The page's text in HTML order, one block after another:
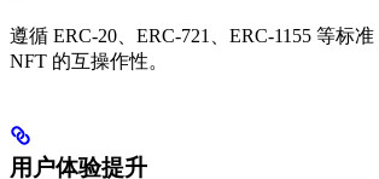
遵循 ERC-20、ERC-721、ERC-1155 等标
NFT 的互操作性。
用户体验提升